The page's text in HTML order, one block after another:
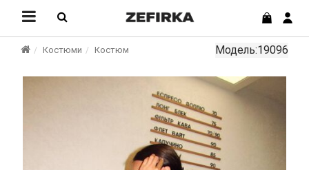
Костюми Костюм Модель:19096